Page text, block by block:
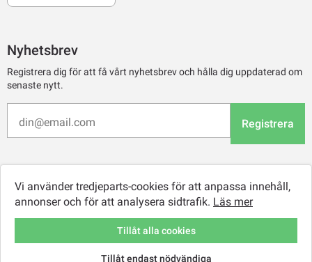
Nyhetsbrev
Registrera dig för att få vårt nyhetsbrev och hålla dig uppdaterad om
senaste nytt.
Registrera
© 2026 TCM Online Retail AB
Vi använder tredjeparts-cookies för att anpassa innehåll,
annonser och för att analysera sidtrafik. Läs mer
Tillåt endast nödvändiga
Tillåt alla cookies